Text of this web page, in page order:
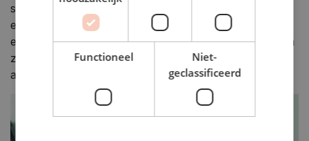
schetsen of overtrekken. Neem hiervoor een voorbeeld
en knip deze grof uit. Daar waar op de voorkant
elementen staan, arceer je de achterkant royaal met een
zacht Lumograph potlood, waarbij je veel grafiet
aanbrengt.
Functioneel
Niet-
geclassificeerd